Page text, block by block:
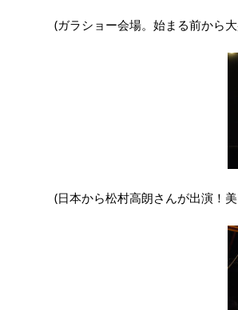
(ガラショー会場。始まる前から
(日本から松村高朗さんが出演！